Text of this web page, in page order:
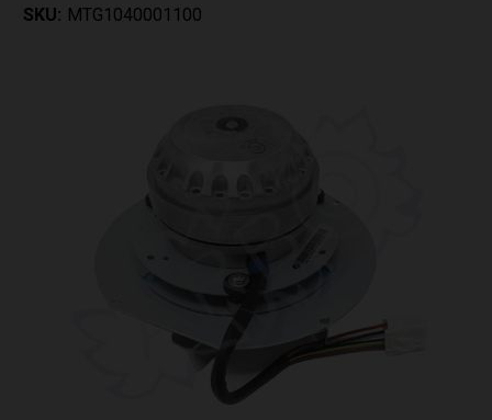
SKU: MTG1040001100